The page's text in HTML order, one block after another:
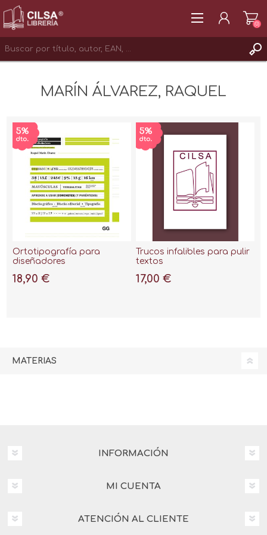
INICIAR SESIÓN
(0)
MARÍN ÁLVAREZ, RAQUEL
Ortotipografía para
diseñadores
18,90 €
Trucos infalibles para pulir
textos
17,00 €
MATERIAS
INFORMACIÓN
MI CUENTA
ATENCIÓN AL CLIENTE